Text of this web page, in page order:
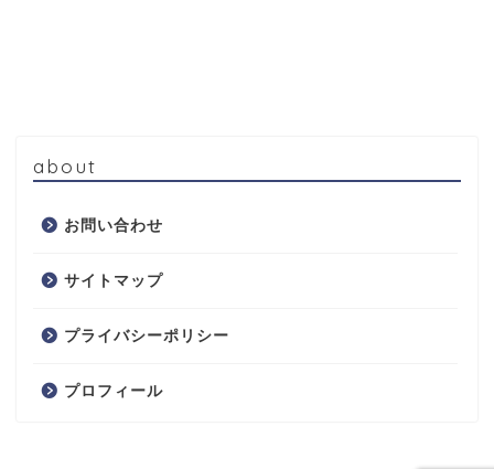
about
お問い合わせ
サイトマップ
プライバシーポリシー
プロフィール